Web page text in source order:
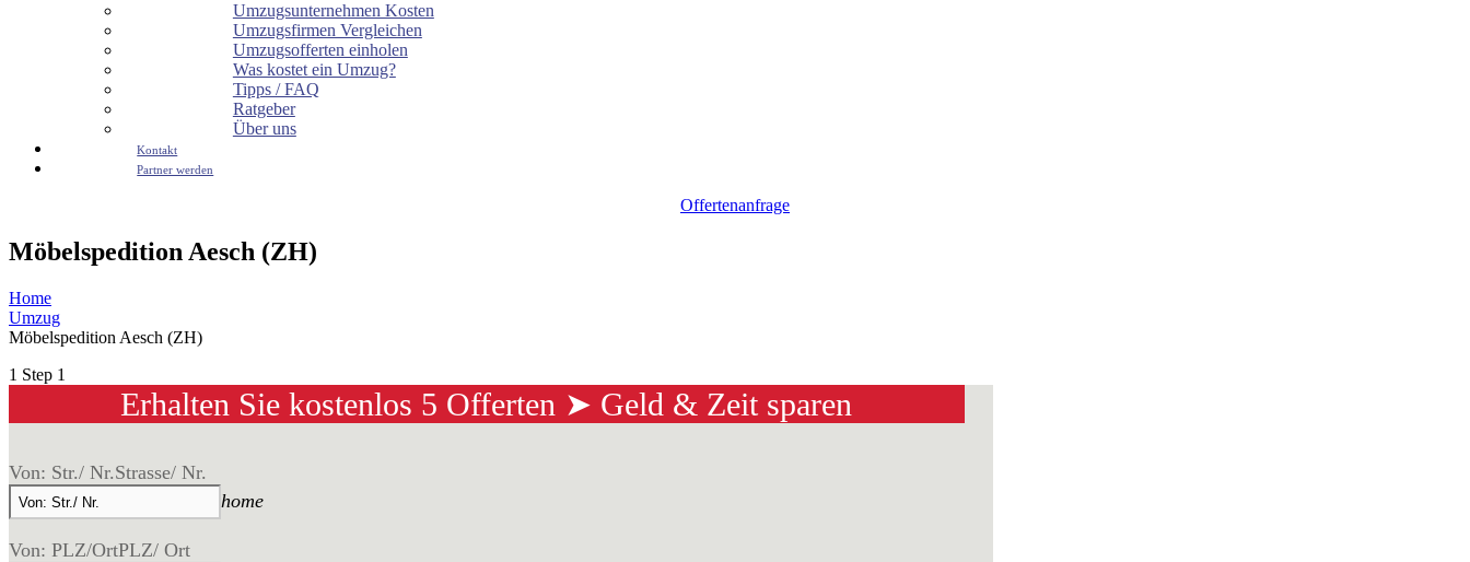
Umzugsunternehmen Kosten
Umzugsfirmen Vergleichen
Umzugsofferten einholen
Was kostet ein Umzug?
Tipps / FAQ
Ratgeber
Über uns
Kontakt
Partner werden
Offertenanfrage
Möbelspedition Aesch (ZH)
Home
Umzug
Möbelspedition Aesch (ZH)
1 Step 1
Erhalten Sie kostenlos 5 Offerten ➤ Geld & Zeit sparen
Von: Str./ Nr.Strasse/ Nr.
home
Von: PLZ/OrtPLZ/ Ort